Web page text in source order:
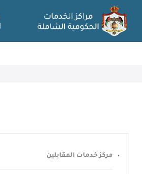
مركز خدمات المقابلين